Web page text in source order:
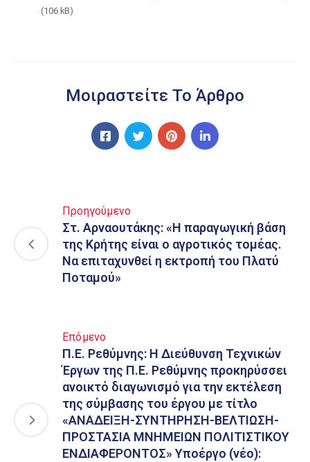
(106 kB)
Μοιραστείτε Το Άρθρο
Προηγούμενο
Στ. Αρναουτάκης: «Η παραγωγική βάση
της Κρήτης είναι ο αγροτικός τομέας.
Να επιταχυνθεί η εκτροπή του Πλατύ
Ποταμού»
Επόμενο
Π.Ε. Ρεθύμνης: Η Διεύθυνση Τεχνικών
Έργων της Π.Ε. Ρεθύμνης προκηρύσσει
ανοικτό διαγωνισμό για την εκτέλεση
της σύμβασης του έργου με τίτλο
«ΑΝΑΔΕΙΞΗ-ΣΥΝΤΗΡΗΣΗ-ΒΕΛΤΙΩΣΗ-
ΠΡΟΣΤΑΣΙΑ ΜΝΗΜΕΙΩΝ ΠΟΛΙΤΙΣΤΙΚΟΥ
ΕΝΔΙΑΦΕΡΟΝΤΟΣ» Υποέργο (νέο):